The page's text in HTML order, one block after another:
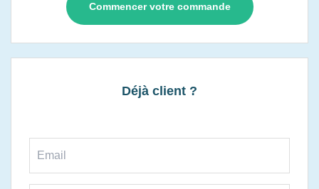
Commencer votre commande
Déjà client ?